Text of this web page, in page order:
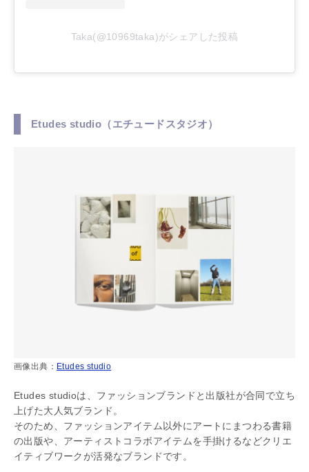
Taka(@10969taka)がシェアした投稿
Etudes studio（エチュードスタジオ）
画像出典： Etudes studio
Etudes studioは、ファッションブランドと出版社が合同で立ち
上げた大人気ブランド。
そのため、ファッションアイテム以外にアートにまつわる書籍
の出版や、アーティストコラボアイテムを手掛けるなどクリエ
イティブワークが活発なブランドです。